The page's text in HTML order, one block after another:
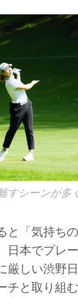
すシーンが多
と「気持ち
日本でプレ
厳しい渋野
チと取り組